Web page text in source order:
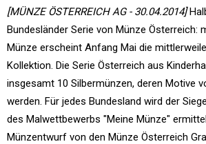
[MÜNZE ÖSTERREICH AG - 30.04.2014]
Bundesländer Serie von Münze Österreich:
Münze erscheint Anfang Mai die
Kollektion. Die Serie Österreich aus
insgesamt 10 Silbermünzen, deren Motive
werden. Für jedes Bundesland wird der
des Malwettbewerbs "Meine Münze"
Münzentwurf von den Münze Österreich